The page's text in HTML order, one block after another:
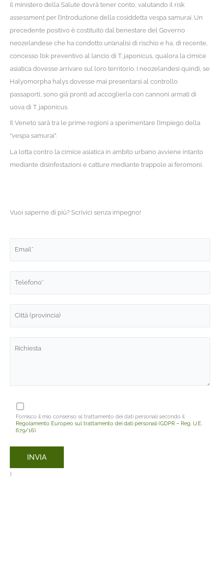
il ministero della Salute dovrà tener conto, valutando il risk
assessment per l’introduzione della cosiddetta vespa samurai. Un
precedente positivo è costituito dal benestare del Governo
neozelandese che ha condotto un’analisi di rischio e ha, di recente,
concesso l’ok preventivo al lancio di T. japonicus, qualora la cimice
asiatica dovesse arrivare sul loro territorio. I neozelandesi quindi, se
Halyomorpha halys dovesse mai presentarsi al controllo
passaporti, sono già pronti ad accoglierla con cannoni armati di
uova di T. japonicus.
Il Veneto sarà tra le prime regioni a sperimentare l’impiego della
“vespa samurai”.
La lotta contro la cimice asiatica in ambito urbano avviene intanto
mediante disinfestazioni e catture mediante trappole ai feromoni.
Vuoi saperne di più? Scrivici senza impegno!
Fornisco il mio consenso al trattamento dei dati personali secondo il
Regolamento Europeo sul trattamento dei dati personali (GDPR – Reg. U.E.
679/16).
)